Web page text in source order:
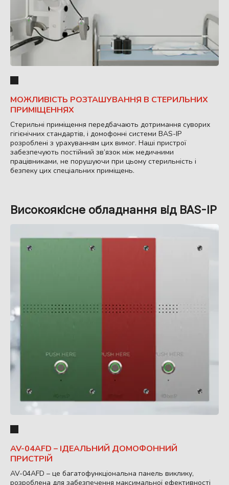
МОЖЛИВІСТЬ РОЗТАШУВАННЯ В СТЕРИЛЬНИХ
ПРИМІЩЕННЯХ
Стерильні приміщення передбачають дотримання суворих
гігієнічних стандартів, і домофонні системи BAS-IP
розроблені з урахуванням цих вимог. Наші пристрої
забезпечують постійний зв’язок між медичними
працівниками, не порушуючи при цьому стерильність і
безпеку цих спеціальних приміщень.
Високоякісне обладнання від BAS-IP
AV-04AFD – ІДЕАЛЬНИЙ ДОМОФОННИЙ
ПРИСТРІЙ
AV-04AFD – це багатофункціональна панель виклику,
розроблена для забезпечення максимальної ефективності